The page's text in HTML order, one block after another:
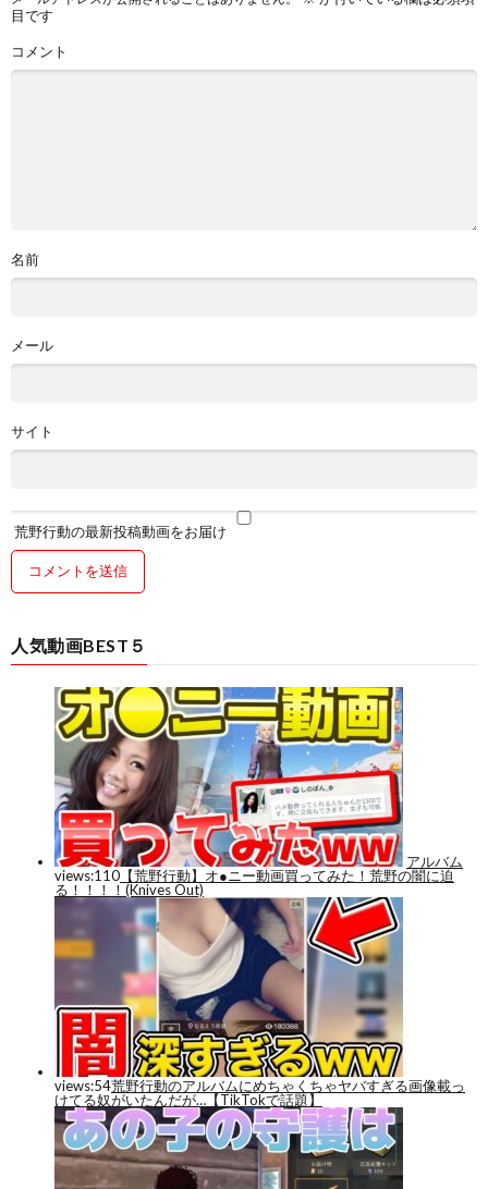
目です
コメント
名前
メール
サイト
荒野行動の最新投稿動画をお届け
人気動画BEST５